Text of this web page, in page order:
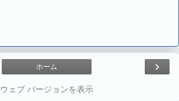
›
ホーム
ウェブ バージョンを表示